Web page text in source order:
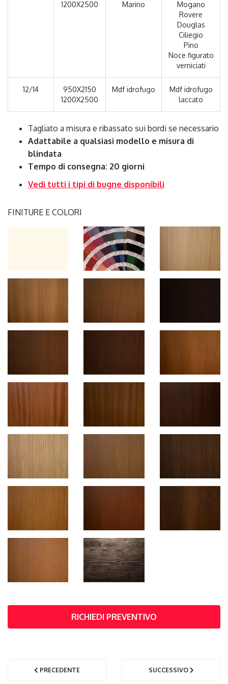
1200X2500 Marino
Mogano
Rovere
Douglas
Ciliegio
Pino
Noce figurato
verniciati
12/14
950X2150
1200X2500
Mdf idrofugo
Mdf idrofugo
laccato
Tagliato a misura e ribassato sui bordi se necessario
Adattabile a qualsiasi modello e misura di
blindata
Tempo di consegna: 20 giorni
Vedi tutti i tipi di bugne disponibili
FINITURE E COLORI
RICHIEDI PREVENTIVO
PRECEDENTE SUCCESSIVO